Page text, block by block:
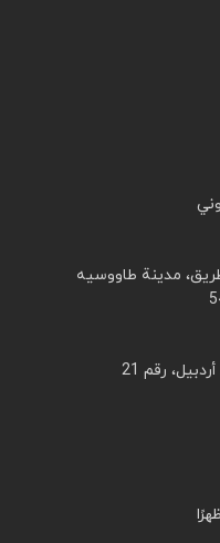
مدينة طاووسيه
رقم 21